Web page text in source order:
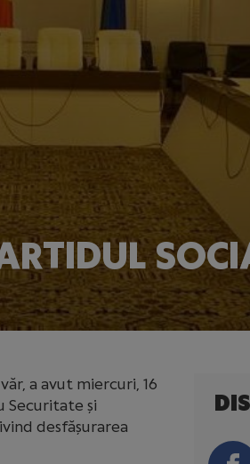
a avut miercuri, 16
Securitate și
desfășurarea